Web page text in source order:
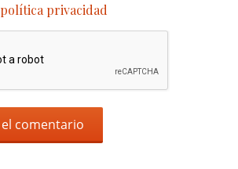
política privacidad